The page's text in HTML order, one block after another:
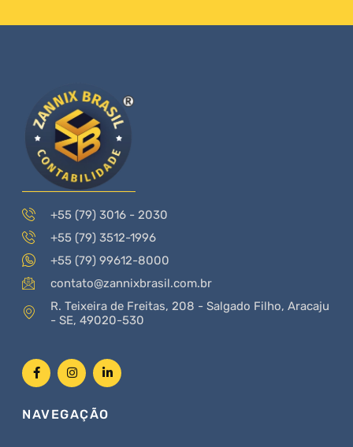
+55 (79) 3016 - 2030
+55 (79) 3512-1996
+55 (79) 99612-8000
contato@zannixbrasil.com.br
R. Teixeira de Freitas, 208 - Salgado Filho, Aracaju
- SE, 49020-530
NAVEGAÇÃO